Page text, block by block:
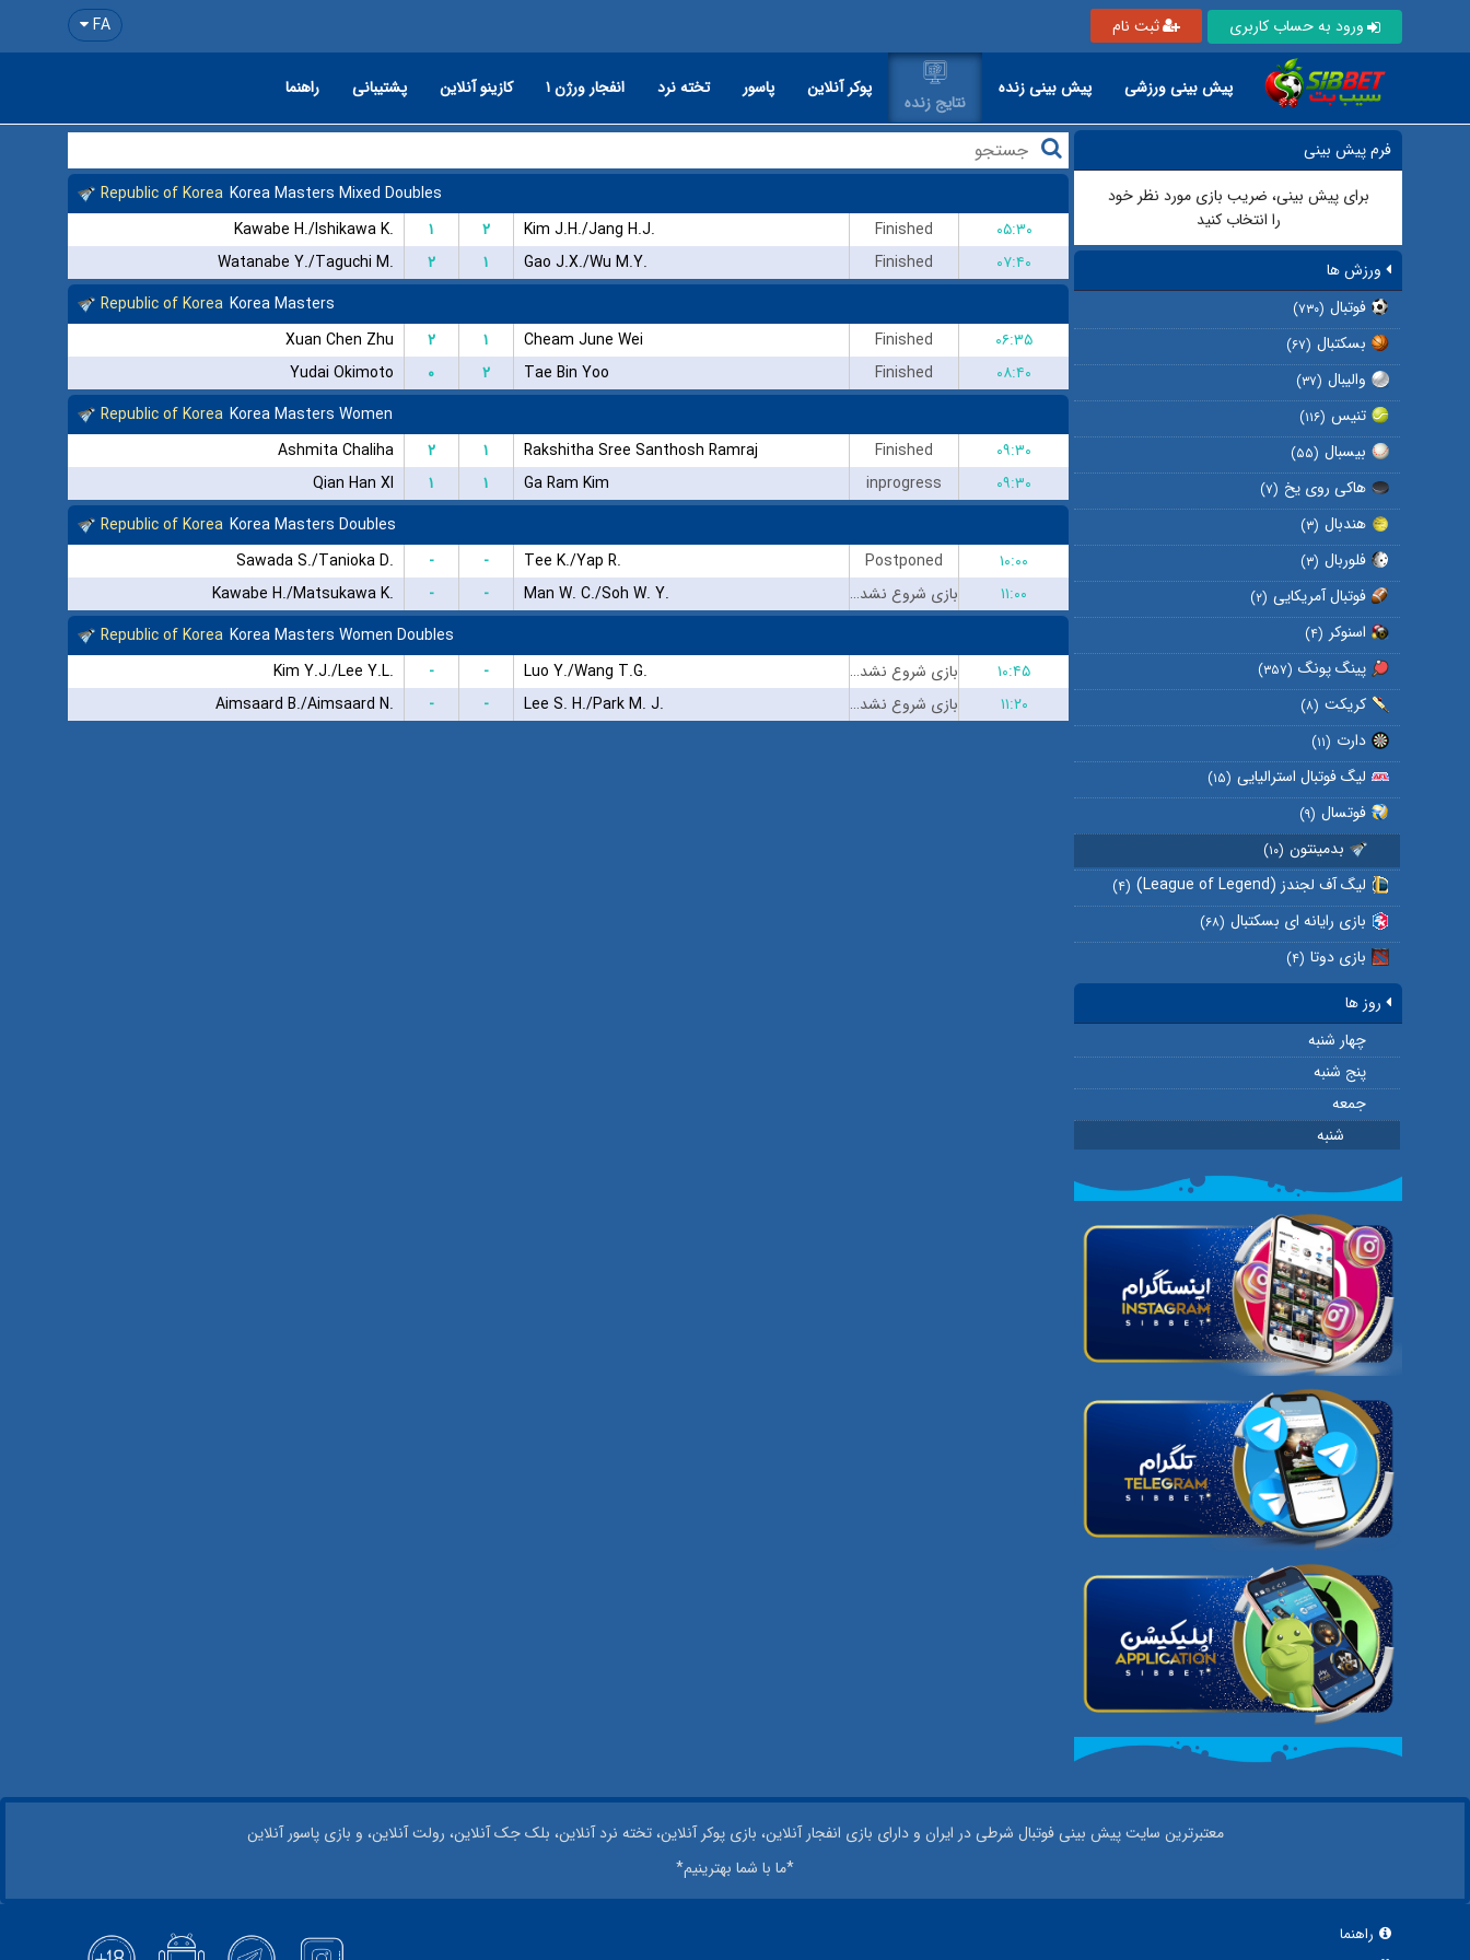
FA ورود به حساب کاربری ثبت نام
پیش بینی ورزشی پیش بینی زنده
نتایج زنده
پوکر آنلاین پاسور تخته نرد انفجار ورژن ۱ کازینو آنلاین پشتیبانی راهنما
فرم پیش بینی
برای پیش بینی، ضریب بازی مورد نظر خود
را انتخاب کنید
ورزش ها
فوتبال (۷۳۰)
بسکتبال (۶۷)
والیبال (۳۷)
تنیس (۱۱۶)
بیسبال (۵۵)
هاکی روی یخ (۷)
هندبال (۳)
فلوربال (۳)
فوتبال آمریکایی (۲)
اسنوکر (۴)
پینگ پونگ (۳۵۷)
کریکت (۸)
دارت (۱۱)
لیگ فوتبال استرالیایی (۱۵)
فوتسال (۹)
بدمینتون (۱۰)
لیگ آف لجندز (League of Legend) (۴)
بازی رایانه ای بسکتبال (۶۸)
بازی دوتا (۴)
روز ها
چهار شنبه
پنج شنبه
جمعه
شنبه
Republic of Korea Korea Masters Mixed Doubles
Kawabe H./Ishikawa K.
۱ ۲ Kim J.H./Jang H.J. Finished
۰۵:۳۰
Watanabe Y./Taguchi M.
۲ ۱ Gao J.X./Wu M.Y. Finished
۰۷:۴۰
Republic of Korea Korea Masters
Xuan Chen Zhu
۲ ۱ Cheam June Wei Finished
۰۶:۳۵
Yudai Okimoto
۰ ۲ Tae Bin Yoo Finished
۰۸:۴۰
Republic of Korea Korea Masters Women
Ashmita Chaliha
۲ ۱ Rakshitha Sree Santhosh Ramraj Finished
۰۹:۳۰
Qian Han XI
۱ ۱ Ga Ram Kim inprogress
۰۹:۳۰
Republic of Korea Korea Masters Doubles
Sawada S./Tanioka D.
- - Tee K./Yap R. Postponed
۱۰:۰۰
Kawabe H./Matsukawa K.
- - Man W. C./Soh W. Y. بازی شروع نشده است
۱۱:۰۰
Republic of Korea Korea Masters Women Doubles
Kim Y.J./Lee Y.L.
- - Luo Y./Wang T.G. بازی شروع نشده است
۱۰:۴۵
Aimsaard B./Aimsaard N.
- - Lee S. H./Park M. J. بازی شروع نشده است ۱۱:۲۰
معتبر‌ترین سایت پیش بینی‌ فوتبال شرطی در ایران و دارای بازی انفجار آنلاین، بازی پوکر آنلاین، تخته نرد آنلاین، بلک جک آنلاین، رولت آنلاین، و بازی پاسور آنلاین
*ما با شما بهترینیم*
راهنما